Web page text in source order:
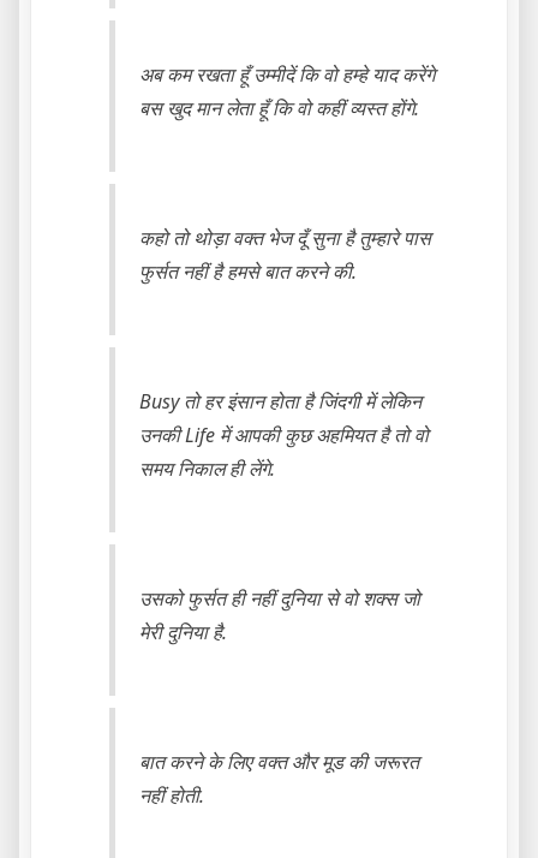
अब कम रखता हूँ उम्मीदें कि वो हम्हे याद करेंगे
बस खुद मान लेता हूँ कि वो कहीं व्यस्त होंगे.
कहो तो थोड़ा वक्त भेज दूँ सुना है तुम्हारे पास
फुर्सत नहीं है हमसे बात करने की.
Busy तो हर इंसान होता है जिंदगी में लेकिन
उनकी Life में आपकी कुछ अहमियत है तो वो
समय निकाल ही लेंगे.
उसको फुर्सत ही नहीं दुनिया से वो शक्स जो
मेरी दुनिया है.
बात करने के लिए वक्त और मूड की जरूरत
नहीं होती.